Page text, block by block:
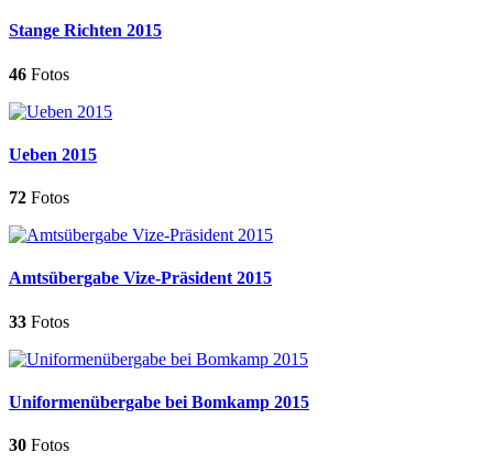
Stange Richten 2015
46 Fotos
Ueben 2015
72 Fotos
Amtsübergabe Vize-Präsident 2015
33 Fotos
Uniformenübergabe bei Bomkamp 2015
30 Fotos